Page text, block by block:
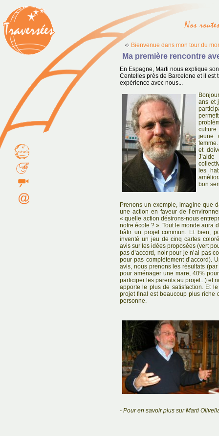
Bienvenue dans mon tour du
Ma première rencontre
En Espagne, Marti nous explique
Centelles près de Barcelone et il est
expérience avec nous...
ans et
jeune
et
les
bon
Prenons un exemple, imagine que
une action en faveur de
« quelle action désirons-nous
notre école ? ». Tout le monde aura
bâtir un projet commun. Et bien,
inventé un jeu de cinq cartes
avis sur les idées proposées (vert
pas d’accord, noir pour je n’ai pas
pour pas complètement d’accord).
avis, nous prenons les résultats
pour aménager une mare, 40%
participer les parents au projet...) et
apporte le plus de satisfaction. Et
projet final est beaucoup plus riche
personne.
- Pour en savoir plus sur Marti